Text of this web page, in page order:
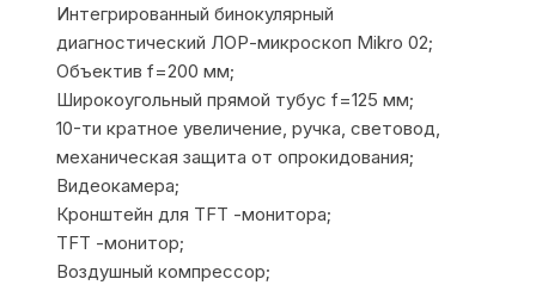
Интегрированный бинокулярный
диагностический ЛОР-микроскоп Mikro 02;
Объектив f=200 мм;
Широкоугольный прямой тубус f=125 мм;
10-ти кратное увеличение, ручка, световод,
механическая защита от опрокидования;
Видеокамера;
Кронштейн для TFT -монитора;
TFT -монитор;
Воздушный компрессор;